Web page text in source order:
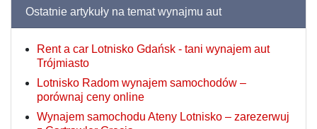
Ostatnie artykuły na temat wynajmu aut
Rent a car Lotnisko Gdańsk - tani wynajem aut
Trójmiasto
Lotnisko Radom wynajem samochodów –
porównaj ceny online
Wynajem samochodu Ateny Lotnisko – zarezerwuj